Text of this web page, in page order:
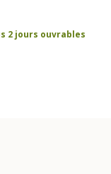
2 jours ouvrables